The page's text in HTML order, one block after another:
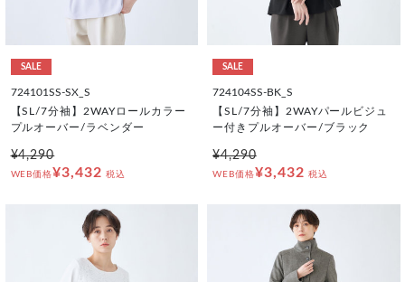
SALE
724101SS-SX_S
【SL/7分袖】2WAYロールカラー
プルオーバー/ラベンダー
¥4,290
WEB価格¥3,432 税込
SALE
724104SS-BK_S
【SL/7分袖】2WAYパールビジュ
ー付きプルオーバー/ブラック
¥4,290
WEB価格¥3,432 税込